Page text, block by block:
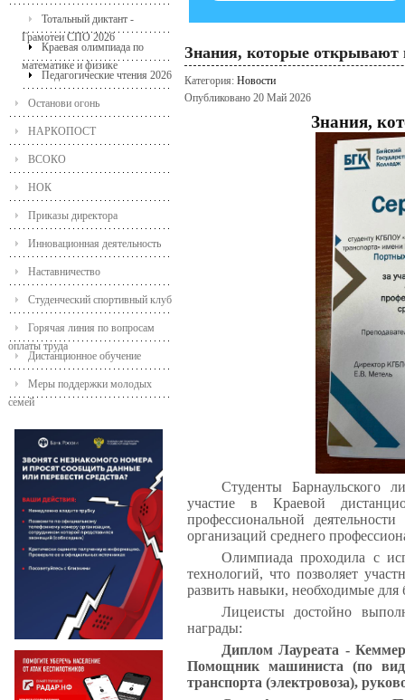
Тотальный диктант -
Грамотеи СПО 2026
Краевая олимпиада по
математике и физике
Педагогические чтения 2026
Останови огонь
НАРКОПОСТ
ВСОКО
НОК
Приказы директора
Инновационная деятельность
Наставничество
Студенческий спортивный клуб
Горячая линия по вопросам
оплаты труда
Дистанционное обучение
Меры поддержки молодых
семей
Знания, которые открывают
Категория: Новости
Опубликовано 20 Май 2026
Знания,
Студенты Барнаульского
участие в Краевой
профессиональной
организаций среднего
Олимпиада проходила с
технологий, что позволяет
развить навыки, необходимые для
Лицеисты достойно
награды:
Диплом Лауреата -
Помощник машиниста (по
транспорта (электровоза),